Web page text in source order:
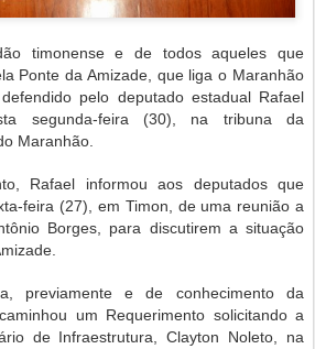
timonense e de todos aqueles que
Ponte da Amizade, que liga o Maranhão
pelo deputado estadual Rafael
segunda-feira (30), na tribuna da
Maranhão.
Rafael informou aos deputados que
feira (27), em Timon, de uma reunião a
Borges, para discutirem a situação
previamente e de conhecimento da
um Requerimento solicitando a
de Infraestrutura, Clayton Noleto, na